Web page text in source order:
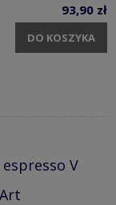
93,90 zł
DO KOSZYKA
V